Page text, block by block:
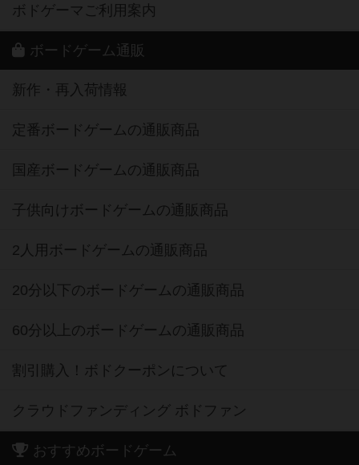
ボドゲーマご利用案内
ボードゲーム通販
新作・再入荷情報
定番ボードゲームの通販商品
国産ボードゲームの通販商品
子供向けボードゲームの通販商品
2人用ボードゲームの通販商品
20分以下のボードゲームの通販商品
60分以上のボードゲームの通販商品
割引購入！ボドクーポンについて
クラウドファンディング ボドファン
おすすめボードゲーム